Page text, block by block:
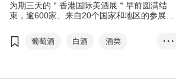
为期三天的＂香港国际美酒展＂早前圆满结
束，逾600家、来自20个国家和地区的参展商
告》宣布调低烈酒税，不少展商乘势于美酒展
带来世界各地的烈酒，各式国潮烈酒惊艳亮
葡萄酒 白酒
酒类
• • •